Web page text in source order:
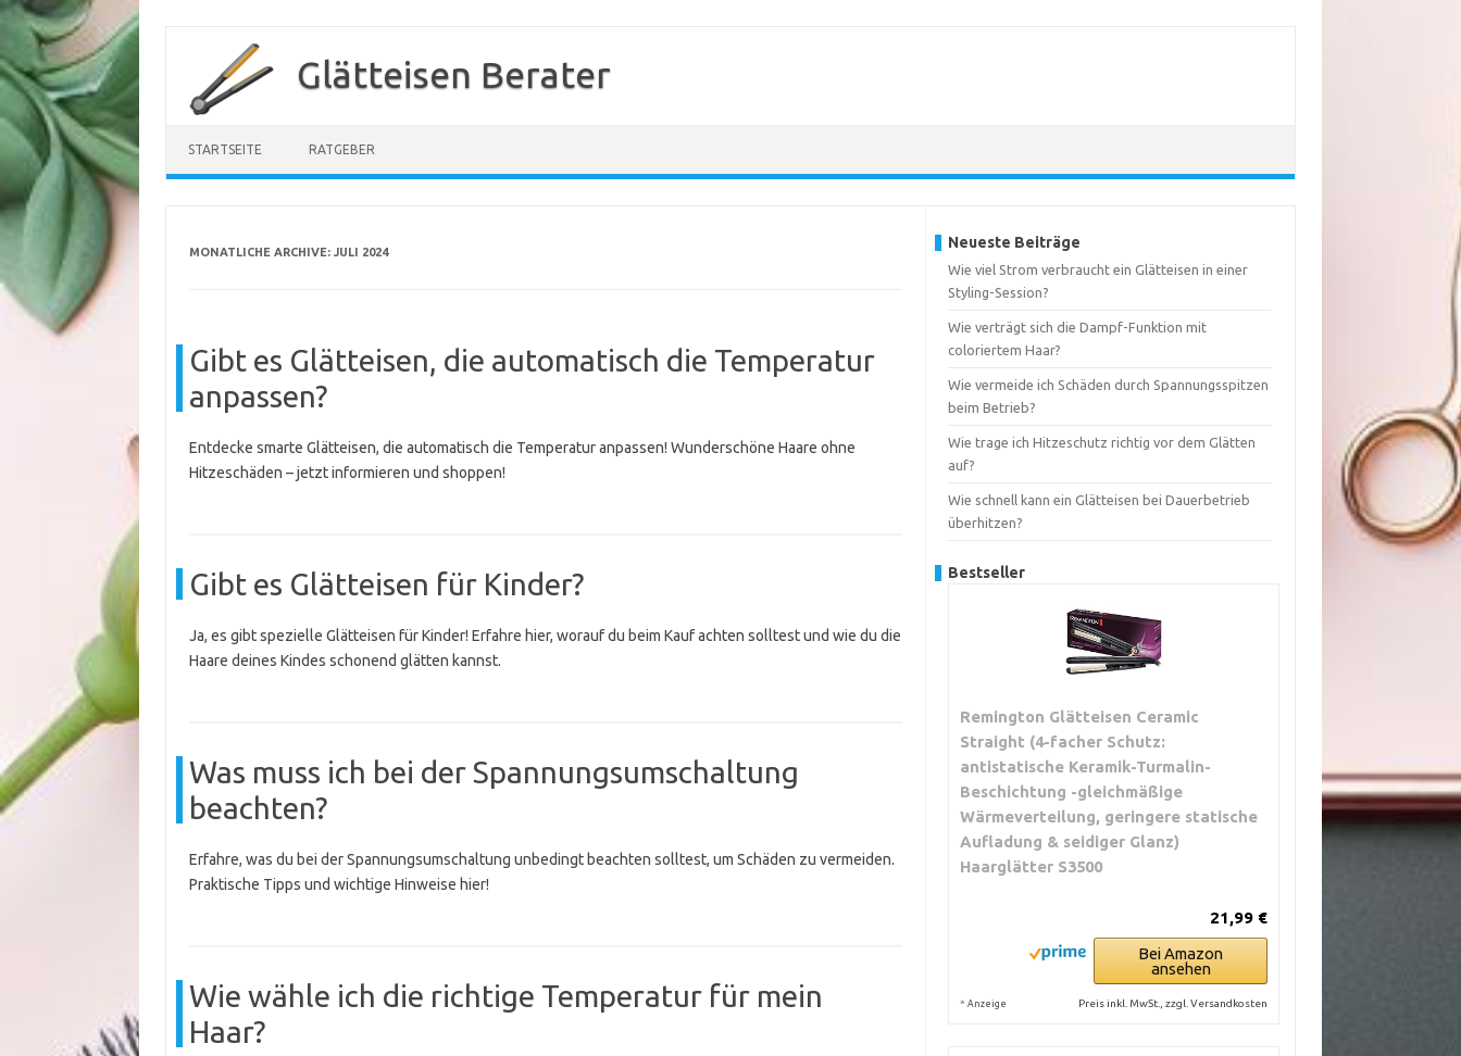
Glätteisen Berater
STARTSEITE RATGEBER
MONATLICHE ARCHIVE: JULI 2024
Gibt es Glätteisen, die automatisch die Temperatur
anpassen?
Entdecke smarte Glätteisen, die automatisch die Temperatur anpassen! Wunderschöne Haare ohne
Hitzeschäden – jetzt informieren und shoppen!
Gibt es Glätteisen für Kinder?
Ja, es gibt spezielle Glätteisen für Kinder! Erfahre hier, worauf du beim Kauf achten solltest und wie du die
Haare deines Kindes schonend glätten kannst.
Was muss ich bei der Spannungsumschaltung
beachten?
Erfahre, was du bei der Spannungsumschaltung unbedingt beachten solltest, um Schäden zu vermeiden.
Praktische Tipps und wichtige Hinweise hier!
Wie wähle ich die richtige Temperatur für mein
Haar?
Neueste Beiträge
Wie viel Strom verbraucht ein Glätteisen in einer
Styling-Session?
Wie verträgt sich die Dampf-Funktion mit
coloriertem Haar?
Wie vermeide ich Schäden durch Spannungsspitzen
beim Betrieb?
Wie trage ich Hitzeschutz richtig vor dem Glätten
auf?
Wie schnell kann ein Glätteisen bei Dauerbetrieb
überhitzen?
Bestseller
Remington Glätteisen Ceramic
Straight (4-facher Schutz:
antistatische Keramik-Turmalin-
Beschichtung -gleichmäßige
Wärmeverteilung, geringere statische
Aufladung & seidiger Glanz)
Haarglätter S3500
21,99 €
Bei Amazon
ansehen
* Anzeige Preis inkl. MwSt., zzgl. Versandkosten